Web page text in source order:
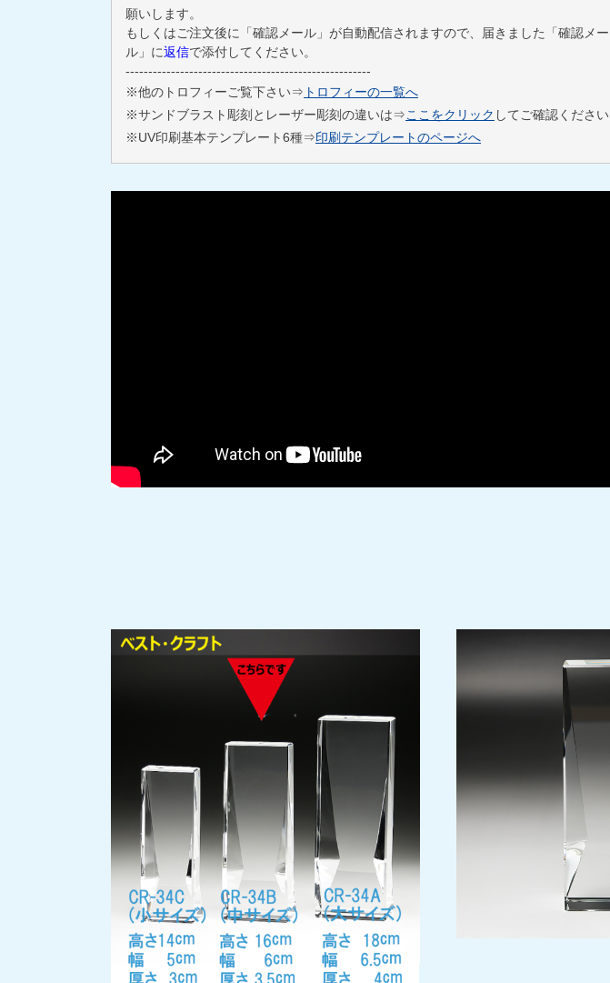
願いします。
もしくはご注文後に「確認メール」が自動配信されますので、届きました「確認メー
ル」に返信で添付してください。
------------------------------------------------------
※他のトロフィーご覧下さい⇒ トロフィーの一覧へ
※サンドブラスト彫刻とレーザー彫刻の違いは⇒ここをクリック してご確認ください
※UV印刷基本テンプレート6種⇒印刷テンプレートのページへ